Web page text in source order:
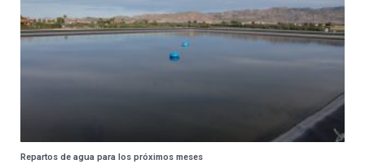
Repartos de agua para los próximos meses